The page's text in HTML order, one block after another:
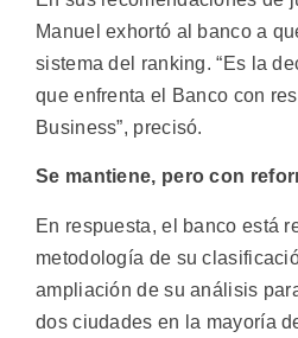
Manuel exhortó al banco a
sistema del ranking. “Es la
que enfrenta el Banco con
Business”, precisó.
Se mantiene, pero con
En respuesta, el banco está
metodología de su
ampliación de su análisis
dos ciudades en la mayoría